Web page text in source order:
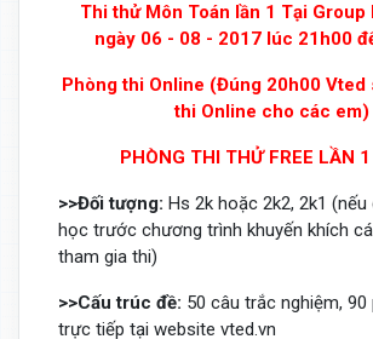
Thi thử Môn Toán lần 1 Tại Group
ngày 06 - 08 - 2017 lúc 21h00
Phòng thi Online (Đúng 20h00 Vted
thi Online cho các em)
PHÒNG THI THỬ FREE LẦN
>>Đối tượng: Hs 2k hoặc 2k2, 2k1
học trước chương trình khuyến khích
tham gia thi)
>>Cấu trúc đề: 50 câu trắc nghiệm, 90
trực tiếp tại website vted.vn